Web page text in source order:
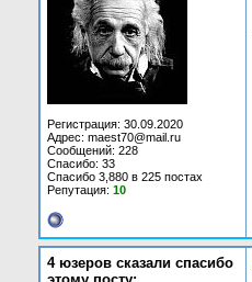
Регистрация: 30.09.2020
Адрес: maest70@mail.ru
Сообщений: 228
Спасибо: 33
Спасибо 3,880 в 225 постах
Репутация: 10
4 юзеров сказали спасибо